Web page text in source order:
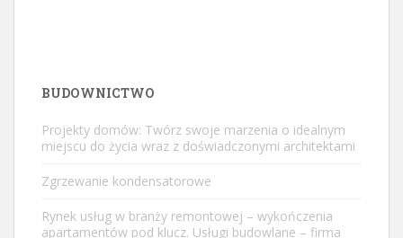
BUDOWNICTWO
Projekty domów: Twórz swoje marzenia o idealnym
miejscu do życia wraz z doświadczonymi architektami
Zgrzewanie kondensatorowe
Rynek usług w branży remontowej – wykończenia
apartamentów pod klucz. Usługi budowlane – firma